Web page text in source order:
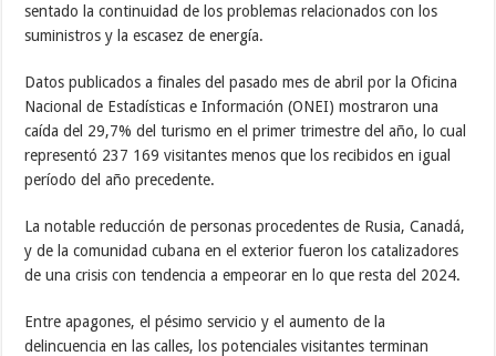
sentado la continuidad de los problemas relacionados con los
suministros y la escasez de energía.
Datos publicados a finales del pasado mes de abril por la Oficina
Nacional de Estadísticas e Información (ONEI) mostraron una
caída del 29,7% del turismo en el primer trimestre del año, lo cual
representó 237 169 visitantes menos que los recibidos en igual
período del año precedente.
La notable reducción de personas procedentes de Rusia, Canadá,
y de la comunidad cubana en el exterior fueron los catalizadores
de una crisis con tendencia a empeorar en lo que resta del 2024.
Entre apagones, el pésimo servicio y el aumento de la
delincuencia en las calles, los potenciales visitantes terminan